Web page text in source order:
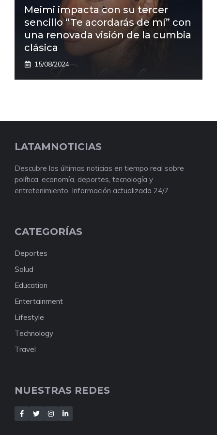
Meimi impacta con su tercer
sencillo “Te acordarás de mí” con
una renovada visión de la cumbia
clásica
15/08/2024
LATAMNOTICIAS
Descubre las últimas noticias en tiempo real sobre
política, economía, deportes, tecnología y
entretenimiento. Información actualizada 24/7.
CATEGORÍAS
Deportes
Salud
Education
Entertainment
Lifestyle
Technology
Travel
NUESTRAS REDES